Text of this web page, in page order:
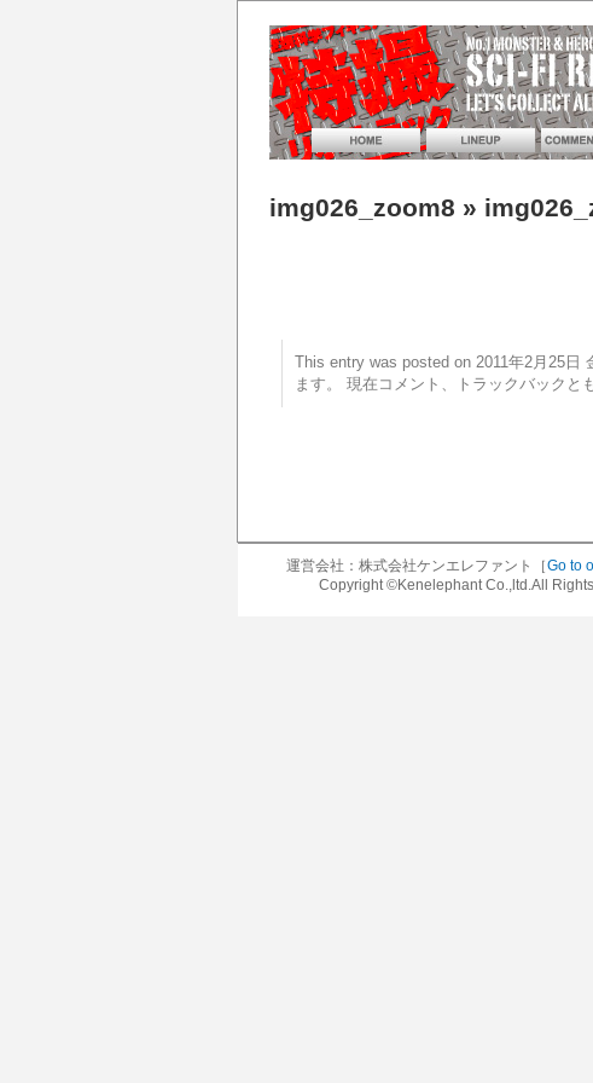
img026_zoom8 »
This entry was posted on 2011年2月25
ます。 現在コメント、トラックバックと
運営会社：株式会社ケンエレファント［Go to
Copyright ©Kenelephant Co.,ltd.All